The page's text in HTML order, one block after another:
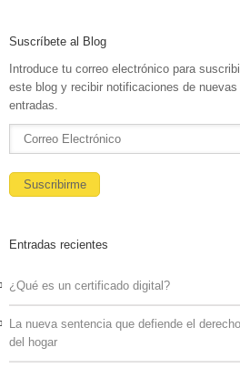
Suscríbete al Blog
Introduce tu correo electrónico para
este blog y recibir notificaciones de nuevas
entradas.
Entradas recientes
¿Qué es un certificado digital?
La nueva sentencia que defiende el
del hogar